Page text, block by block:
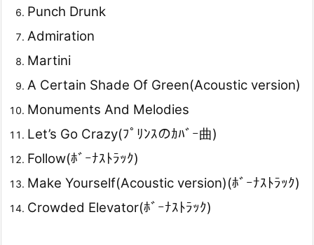
Punch Drunk
Admiration
Martini
A Certain Shade Of Green(Acoustic version)
Monuments And Melodies
Let’s Go Crazy(ﾌﾟﾘﾝｽのｶﾊﾞｰ曲)
Follow(ﾎﾞｰﾅｽﾄﾗｯｸ)
Make Yourself(Acoustic version)(ﾎﾞｰﾅｽﾄﾗｯｸ)
Crowded Elevator(ﾎﾞｰﾅｽﾄﾗｯｸ)